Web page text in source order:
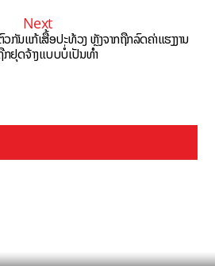
Next
ກັນແກ້ເສື້ອປະທ້ວງ ຫຼັງຈາກຖືກລົດຄ່າແຮງງານ
ກຢຸດຈ້າງແບບບໍ່ເປັນທຳ